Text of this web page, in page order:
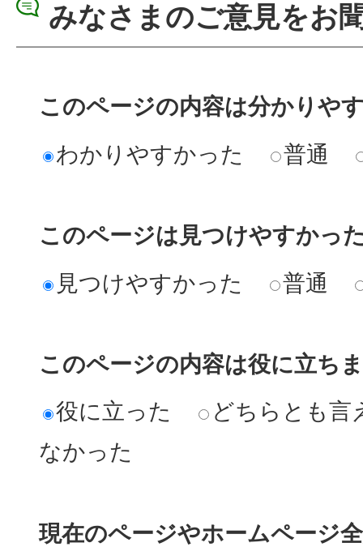
みなさまのご意見をお
このページの内容は分かりや
わかりやすかった
普通
このページは見つけやすかっ
見つけやすかった
普通
このページの内容は役に立ち
役に立った
どちらとも言
なかった
現在のページやホームページ